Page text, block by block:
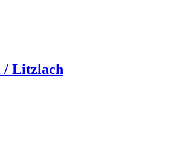
/ Litzlach